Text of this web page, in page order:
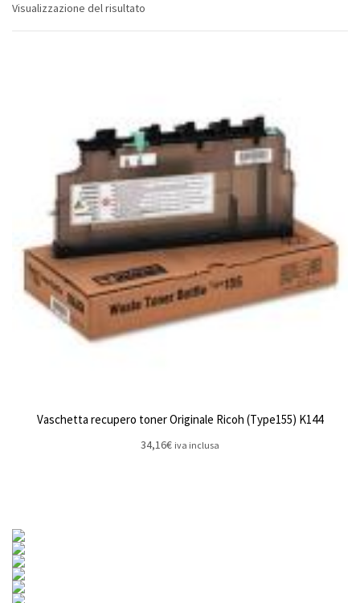
Visualizzazione del risultato
Vaschetta recupero toner Originale Ricoh (Type155) K144
34,16€ iva inclusa